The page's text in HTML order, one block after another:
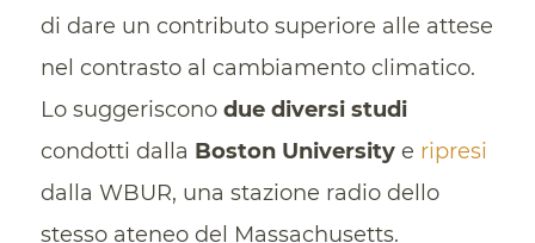
di dare un contributo superiore alle attese
nel contrasto al cambiamento climatico.
Lo suggeriscono due diversi studi
condotti dalla Boston Universitye ripresi
dalla WBUR, una stazione radio dello
stesso ateneo del Massachusetts.